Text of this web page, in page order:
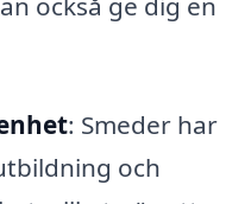
: Smeder har
och